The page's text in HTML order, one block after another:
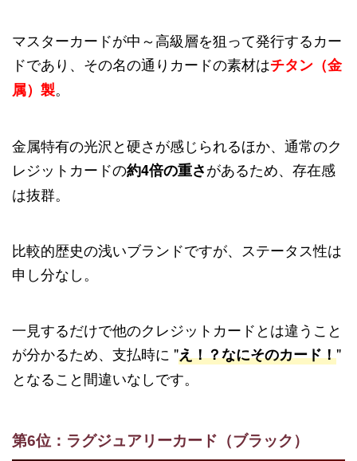
マスターカードが中～高級層を狙って発行するカー
ドであり、その名の通りカードの素材はチタン（金
属）製。
金属特有の光沢と硬さが感じられるほか、通常のク
レジットカードの約4倍の重さがあるため、存在感
は抜群。
比較的歴史の浅いブランドですが、ステータス性は
申し分なし。
一見するだけで他のクレジットカードとは違うこと
が分かるため、支払時に "え！？なにそのカード！"
となること間違いなしです。
第6位：ラグジュアリーカード（ブラック）